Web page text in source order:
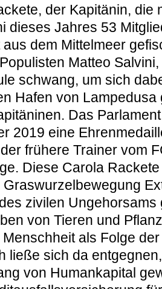
der Kapitänin, die
dieses Jahres 53
dem Mittelmeer
Matteo
schwang, um sich
Hafen von
Das
2019 eine
frühere Trainer vom
Diese Carola
zivilen Ungehorsams
von Tieren und
als Folge
ließe sich da
von Humankapital